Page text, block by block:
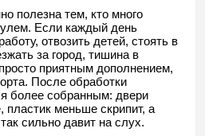
полезна тем, кто много
Если каждый день
отвозить детей, стоять в
за город, тишина в
приятным дополнением,
После обработки
более собранным: двери
пластик меньше скрипит, а
сильно давит на слух.